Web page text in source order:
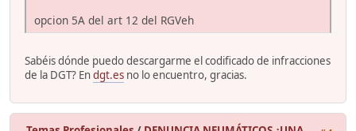
opcion 5A del art 12 del RGVeh
Sabéis dónde puedo descargarme el codificado de infracciones
de la DGT? Endgt.es no lo encuentro, gracias.